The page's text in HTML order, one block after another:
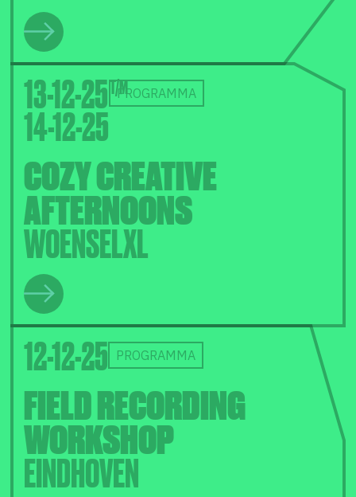
13-12-25
14-12-25
PROGRAMMA
COZY CREATIVE
AFTERNOONS
WOENSELXL
12-12-25 PROGRAMMA
FIELD RECORDING
WORKSHOP
EINDHOVEN